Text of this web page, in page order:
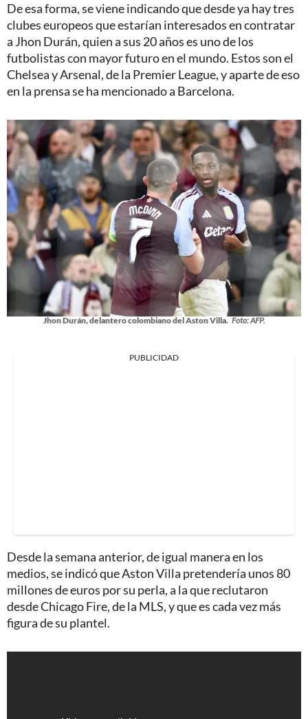
De esa forma, se viene indicando que desde ya hay tres
clubes europeos que estarían interesados en contratar
a Jhon Durán, quien a sus 20 años es uno de los
futbolistas con mayor futuro en el mundo. Estos son el
Chelsea y Arsenal, de la Premier League, y aparte de eso
en la prensa se ha mencionado a Barcelona.
Jhon Durán, delantero colombiano del Aston Villa. Foto: AFP.
PUBLICIDAD
Desde la semana anterior, de igual manera en los
medios, se indicó que Aston Villa pretendería unos 80
millones de euros por su perla, a la que reclutaron
desde Chicago Fire, de la MLS, y que es cada vez más
figura de su plantel.